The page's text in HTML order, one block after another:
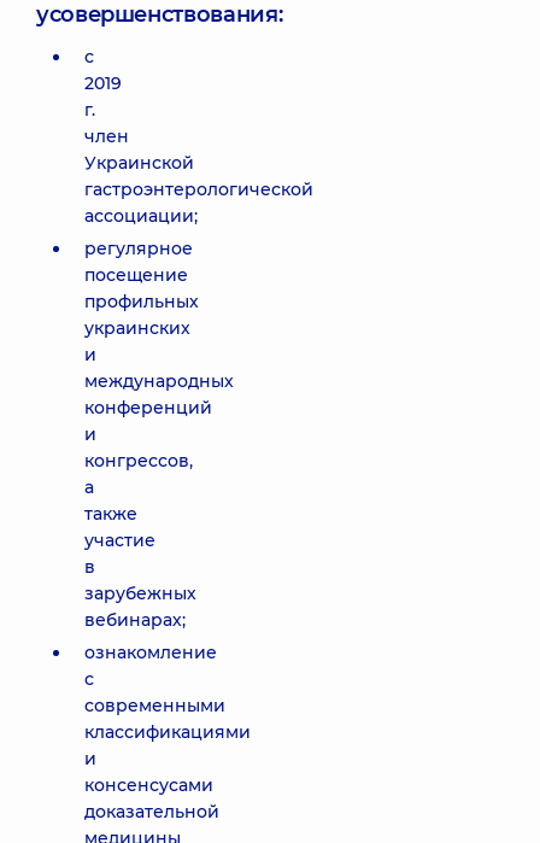
усовершенствования:
с
2019
г.
член
Украинской
гастроэнтерологической
ассоциации;
регулярное
посещение
профильных
украинских
и
международных
конференций
и
конгрессов,
а
также
участие
в
зарубежных
вебинарах;
ознакомление
с
современными
классификациями
и
консенсусами
доказательной
медицины